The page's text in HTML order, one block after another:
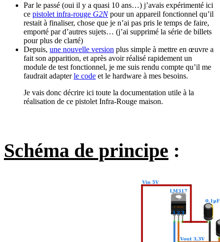
Par le passé (oui il y a quasi 10 ans…) j’avais expérimenté ici
ce pistolet infra-rouge G2Npour un appareil fonctionnel qu’il
restait à finaliser, chose que je n’ai pas pris le temps de faire,
emporté par d’autres sujets… (j’ai supprimé la série de billets
pour plus de clarté)
Depuis, une nouvelle version plus simple à mettre en œuvre a
fait son apparition, et après avoir réalisé rapidement un
module de test fonctionnel, je me suis rendu compte qu’il me
faudrait adapterle code et le hardware à mes besoins.
Je vais donc décrire ici toute la documentation utile à la
réalisation de ce pistolet Infra-Rouge maison.
Schéma de principe :